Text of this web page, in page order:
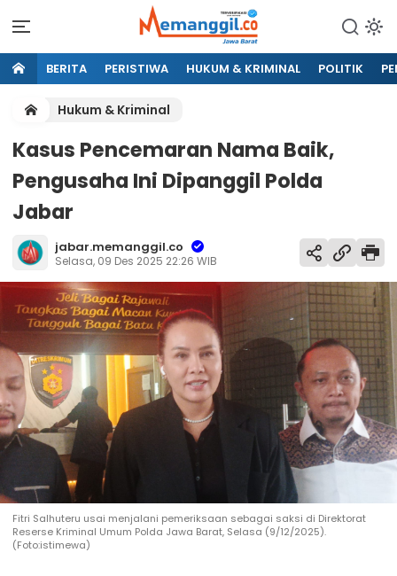
BERITA PERISTIWA HUKUM & KRIMINAL POLITIK
Hukum & Kriminal
Kasus Pencemaran Nama Baik,
Pengusaha Ini Dipanggil Polda
Jabar
jabar.memanggil.co
Selasa, 09 Des 2025 22:26 WIB
Fitri Salhuteru usai menjalani pemeriksaan sebagai saksi di Direktorat
Reserse Kriminal Umum Polda Jawa Barat, Selasa (9/12/2025).
(Foto:istimewa)